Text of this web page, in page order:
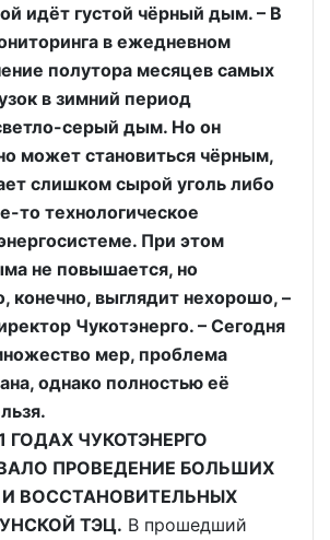
идёт густой чёрный дым. – В
в ежедневном
полутора месяцев самых
в зимний период
серый дым. Но он
может становиться чёрным,
слишком сырой уголь либо
то технологическое
При этом
не повышается, но
конечно, выглядит нехорошо, –
Чукотэнерго. – Сегодня
мер, проблема
однако полностью её
ГОДАХ ЧУКОТЭНЕРГО
ПРОВЕДЕНИЕ БОЛЬШИХ
ВОССТАНОВИТЕЛЬНЫХ
ТЭЦ. В прошедший